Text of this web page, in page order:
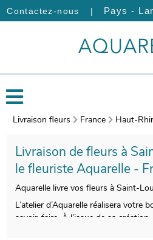
Contactez-nous | Pays -
Livraison fleurs France Haut-
Livraison de fleurs à
le fleuriste Aquarelle -
Aquarelle livre vos fleurs à Saint-
L’atelier d’Aquarelle réalisera votre
savoir-faire. À l’issue de sa